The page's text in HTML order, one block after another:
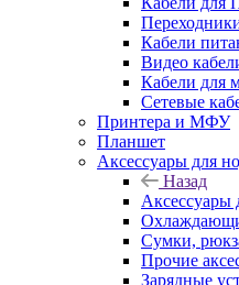
Кабели
Видео
Кабели для
Сетевые
Принтера и МФУ
Планшет
Аксессуары для
Назад
Аксессуары
Сумки,
Прочие
Зарядные